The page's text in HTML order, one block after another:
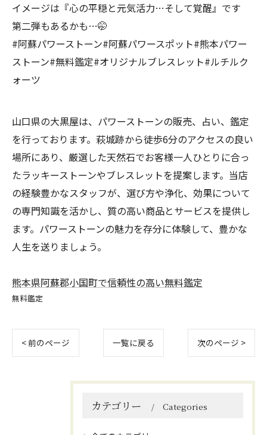
イメージは『心の平穏と元気活力…そして覚醒』です
第二弾もあるかも…🤭
#阿蘇パワーストーン#阿蘇パワースポット#熊本パワー
ストーン#無料鑑定#オリジナルブレスレット#ルチルク
ォーツ
山口県の大黒屋は、パワーストーンの販売、占い、鑑定
を行っております。萩城跡から徒歩6分のアクセスの良い
場所にあり、厳選した天然石でお客様一人ひとりに合っ
たラッキーストーンやブレスレットを提案します。当店
の経験豊かなスタッフが、選び方や浄化、効果について
の専門知識を活かし、質の高い商品とサービスを提供し
ます。パワーストーンの魅力を存分に体験して、豊かな
人生を送りましょう。
熊本県阿蘇郡小国町で信頼性の高い無料鑑定
無料鑑定
< 前のページ 一覧に戻る 次のページ >
カテゴリー Categories